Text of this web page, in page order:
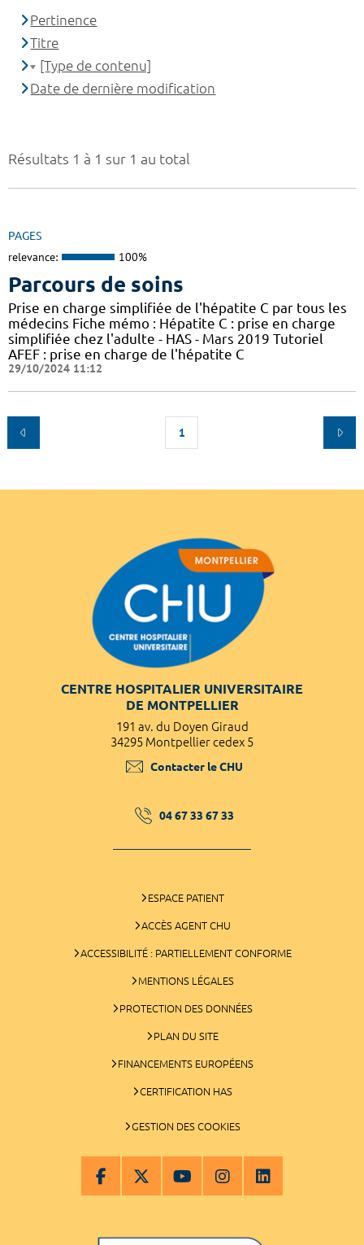
Résultats 1 à 1 sur 1 au total
PAGES
relevance: 100%
Parcours de soins
Prise en charge simplifiée de l'hépatite C par tous les
médecins Fiche mémo : Hépatite C : prise en charge
simplifiée chez l'adulte - HAS - Mars 2019 Tutoriel
AFEF : prise en charge de l'hépatite C
29/10/2024 11:12
1
Pertinence
Titre
[Type de contenu]
Date de dernière modification
CENTRE HOSPITALIER UNIVERSITAIRE
DE MONTPELLIER
191 av. du Doyen Giraud
34295 Montpellier cedex 5
Contacter le CHU
04 67 33 67 33
ESPACE PATIENT
ACCÈS AGENT CHU
ACCESSIBILITÉ : PARTIELLEMENT CONFORME
MENTIONS LÉGALES
PROTECTION DES DONNÉES
PLAN DU SITE
FINANCEMENTS EUROPÉENS
CERTIFICATION HAS
GESTION DES COOKIES